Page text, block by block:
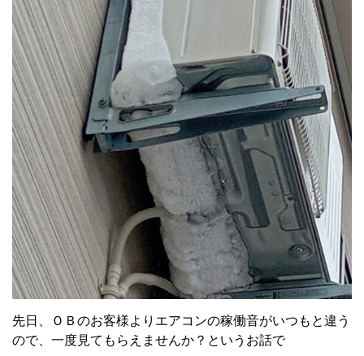
先日、ＯＢのお客様よりエアコンの稼働音がいつもと違う
ので、一度見てもらえませんか？というお話で